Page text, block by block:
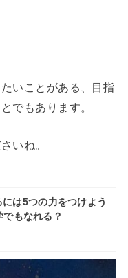
いことがある、目指
でもあります。
いね。
は5つの力をつけよう
でもなれる？